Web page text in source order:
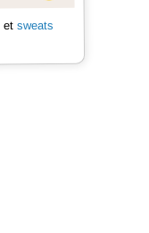
et sweats